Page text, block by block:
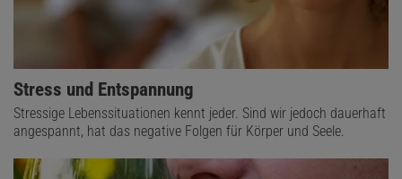
Stress und Entspannung
Stressige Lebenssituationen kennt jeder. Sind wir jedoch dauerhaft
angespannt, hat das negative Folgen für Körper und Seele.